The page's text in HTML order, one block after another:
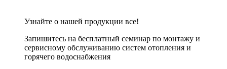
Узнайте о нашей продукции все!
Запишитесь на бесплатный семинар по монтажу и
сервисному обслуживанию систем отопления и
горячего водоснабжения